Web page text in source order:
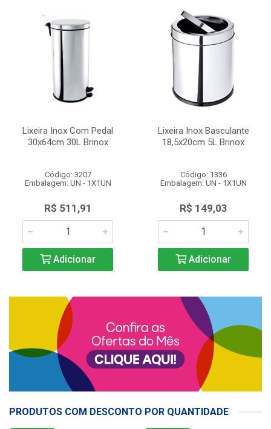
Lixeira Inox Com Pedal
30x64cm 30L Brinox
Código: 3207
Embalagem: UN - 1X1UN
R$ 511,91
Adicionar
Lixeira Inox Basculante
18,5x20cm 5L Brinox
Código: 1336
Embalagem: UN - 1X1UN
R$ 149,03
Adicionar
PRODUTOS COM DESCONTO POR QUANTIDADE